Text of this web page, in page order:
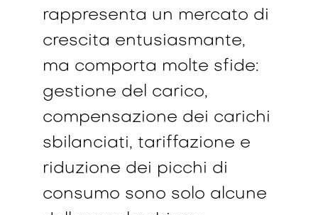
rappresenta un mercato di
crescita entusiasmante,
ma comporta molte sfide:
gestione del carico,
compensazione dei carichi
sbilanciati, tariffazione e
riduzione dei picchi di
consumo sono solo alcune